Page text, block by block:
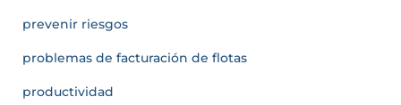
prevenir riesgos
problemas de facturación de flotas
productividad